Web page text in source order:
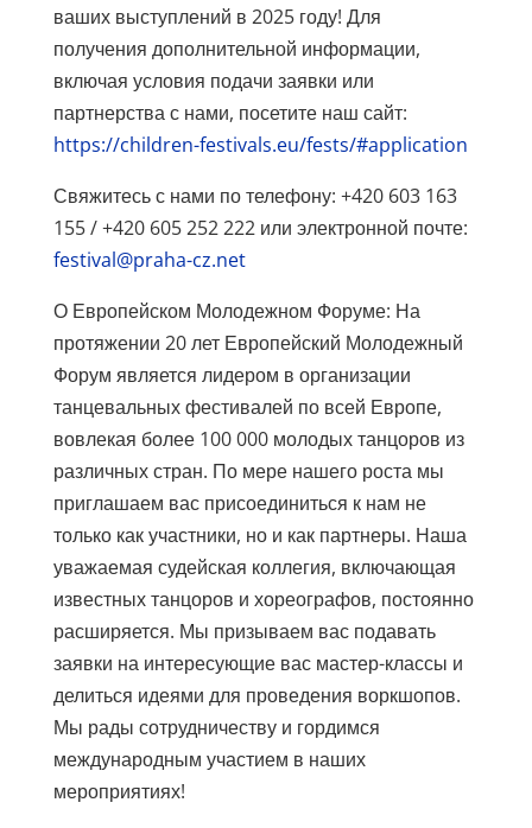
ваших выступлений в 2025 году! Для
получения дополнительной информации,
включая условия подачи заявки или
партнерства с нами, посетите наш сайт:
https://children-festivals.eu/fests/#application
Свяжитесь с нами по телефону: +420 603 163
155 / +420 605 252 222 или электронной почте:
festival@praha-cz.net
О Европейском Молодежном Форуме: На
протяжении 20 лет Европейский Молодежный
Форум является лидером в организации
танцевальных фестивалей по всей Европе,
вовлекая более 100 000 молодых танцоров из
различных стран. По мере нашего роста мы
приглашаем вас присоединиться к нам не
только как участники, но и как партнеры. Наша
уважаемая судейская коллегия, включающая
известных танцоров и хореографов, постоянно
расширяется. Мы призываем вас подавать
заявки на интересующие вас мастер-классы и
делиться идеями для проведения воркшопов.
Мы рады сотрудничеству и гордимся
международным участием в наших
мероприятиях!